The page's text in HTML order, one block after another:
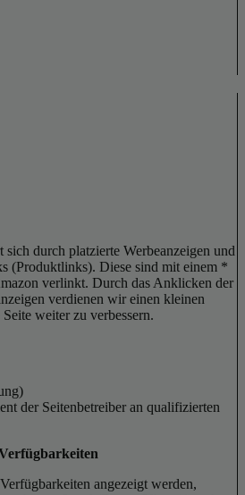
sich durch platzierte Werbeanzeigen und
(Produktlinks). Diese sind mit einem *
verlinkt. Durch das Anklicken der
verdienen wir einen kleinen
weiter zu verbessern.
der Seitenbetreiber an qualifizierten
angezeigt werden,